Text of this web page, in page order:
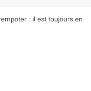
: il est toujours en